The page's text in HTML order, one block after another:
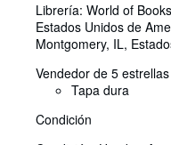
Librería: World of
Estados Unidos de
Montgomery, IL,
Vendedor de 5 estrellas
Tapa dura
Condición